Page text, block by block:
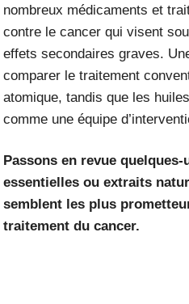
nombreux médicaments et
contre le cancer qui visent
effets secondaires graves.
comparer le traitement
atomique, tandis que les
comme une équipe
Passons en revue
essentielles ou extraits
semblent les plus
traitement du cancer.